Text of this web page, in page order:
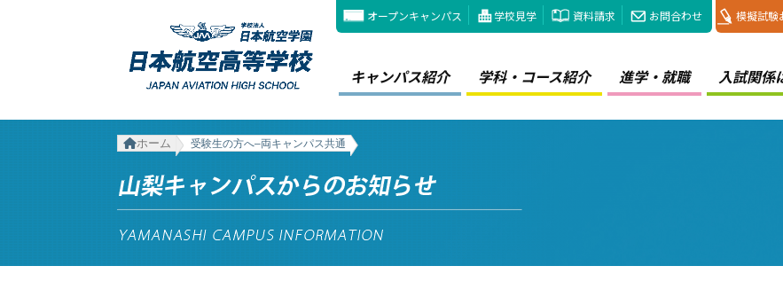
オープンキャンパス 学校見学 資料請求 お問合わせ 模擬試験
キャンパス紹介 学科・コース紹介 進学・就職 入試関係
ホーム 受験生の方へ–両キャンパス共通